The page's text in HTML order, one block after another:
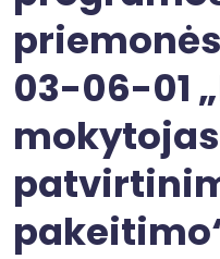
03-06-01